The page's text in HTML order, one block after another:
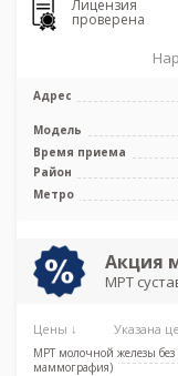
Лицензия
проверена
Адрес
Модель
Время приема
Район
Метро
Акция
МРТ
Цены ↓ Указана
МРТ молочной железы без
маммография)